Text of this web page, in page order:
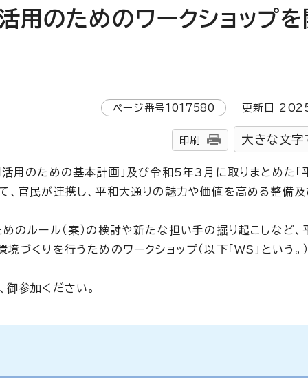
用のためのワークショップ
ページ番号1017580 更新日
印刷 大きな文字
用のための基本計画」及び令和5年3月に取りまとめた「
、官民が連携し、平和大通りの魅力や価値を高める整備
のルール（案）の検討や新たな担い手の掘り起こしなど、
づくりを行うためのワークショップ（以下「WS」という。
参加ください。